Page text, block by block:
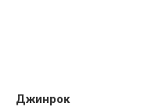
Джинрок